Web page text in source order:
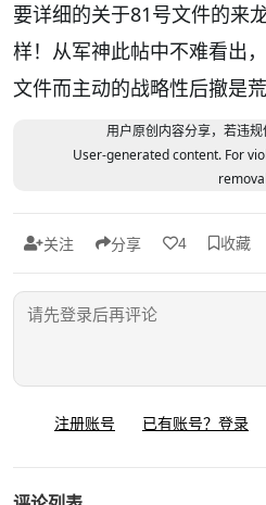
要详细的关于81号文件的来
样！从军神此帖中不难看出
文件而主动的战略性后撤是
用户原创内容分享，若违
User-generated content. For
removal
关注 分享 4 收藏
注册账号 已有账号？登录